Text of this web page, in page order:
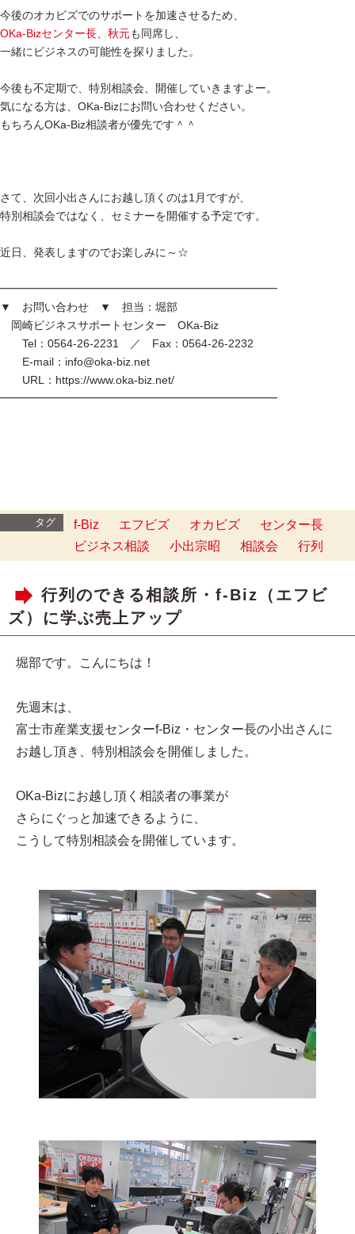
今後のオカビズでのサポートを加速させるため、
OKa-Bizセンター長、秋元も同席し、
一緒にビジネスの可能性を探りました。
今後も不定期で、特別相談会、開催していきますよー。
気になる方は、OKa-Bizにお問い合わせください。
もちろんOKa-Biz相談者が優先です＾＾
さて、次回小出さんにお越し頂くのは1月ですが、
特別相談会ではなく、セミナーを開催する予定です。
近日、発表しますのでお楽しみに～☆
━━━━━━━━━━━━━━━━━━━━━━━━━
▼ お問い合わせ ▼ 担当：堀部
岡崎ビジネスサポートセンター OKa-Biz
Tel：0564-26-2231 ／ Fax：0564-26-2232
E-mail：info@oka-biz.net
URL：https://www.oka-biz.net/
━━━━━━━━━━━━━━━━━━━━━━━━━
タグ f-Biz エフビズ オカビズ
センター長
ビジネス相談
小出宗昭 相談会 行列
行列のできる相談所・f-Biz（エフビ
ズ）に学ぶ売上アップ
堀部です。こんにちは！
先週末は、
富士市産業支援センターf-Biz・センター長の小出さんに
お越し頂き、特別相談会を開催しました。
OKa-Bizにお越し頂く相談者の事業が
さらにぐっと加速できるように、
こうして特別相談会を開催しています。